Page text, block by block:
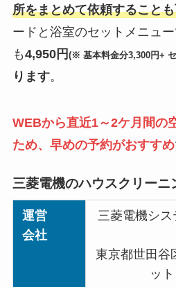
所をまとめて依頼すること
ードと浴室のセットメニュ
も4,950円 (※ 基本料金分3,300円+
ります。
WEBから直近1～2ケ月間の
ため、早めの予約がおすすめ
三菱電機のハウスクリーニ
運営
会社
三菱電機シ
東京都世田谷
ッ